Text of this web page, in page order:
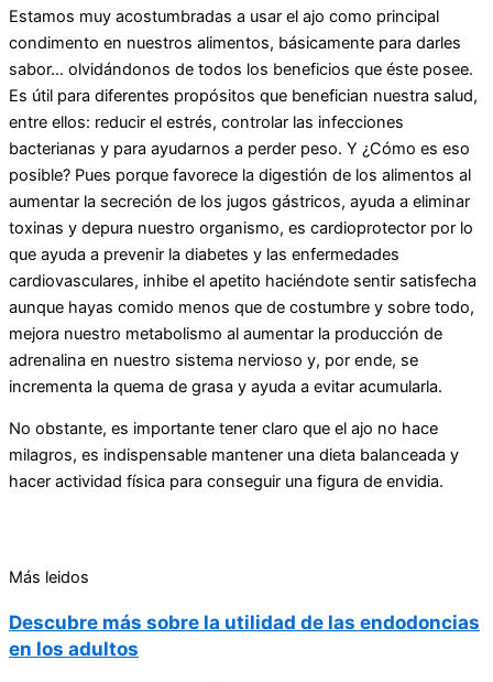
Estamos muy acostumbradas a usar el ajo como principal
condimento en nuestros alimentos, básicamente para darles
sabor… olvidándonos de todos los beneficios que éste posee.
Es útil para diferentes propósitos que benefician nuestra salud,
entre ellos: reducir el estrés, controlar las infecciones
bacterianas y para ayudarnos a perder peso. Y ¿Cómo es eso
posible? Pues porque favorece la digestión de los alimentos al
aumentar la secreción de los jugos gástricos, ayuda a eliminar
toxinas y depura nuestro organismo, es cardioprotector por lo
que ayuda a prevenir la diabetes y las enfermedades
cardiovasculares, inhibe el apetito haciéndote sentir satisfecha
aunque hayas comido menos que de costumbre y sobre todo,
mejora nuestro metabolismo al aumentar la producción de
adrenalina en nuestro sistema nervioso y, por ende, se
incrementa la quema de grasa y ayuda a evitar acumularla.
No obstante, es importante tener claro que el ajo no hace
milagros, es indispensable mantener una dieta balanceada y
hacer actividad física para conseguir una figura de envidia.
Más leidos
Descubre más sobre la utilidad de las endodoncias
en los adultos